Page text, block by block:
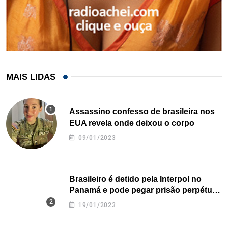
MAIS LIDAS
Assassino confesso de brasileira nos
EUA revela onde deixou o corpo
09/01/2023
Brasileiro é detido pela Interpol no
Panamá e pode pegar prisão perpétua
nos EUA
19/01/2023